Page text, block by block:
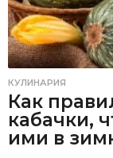
КУЛИНАРИЯ
Как
кабачки,
ими в